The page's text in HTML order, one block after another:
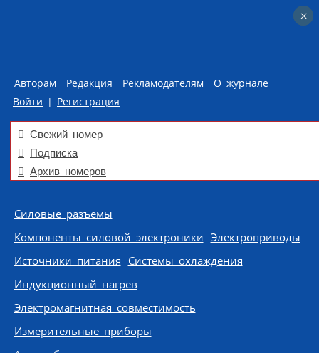
Авторам Редакция Рекламодателям
О журнале
Войти | Регистрация
Свежий номер
Подписка
Архив номеров
Skip to content
Силовые разъемы
Компоненты силовой электроники Электроприводы
Источники питания Системы охлаждения
Индукционный нагрев
Электромагнитная совместимость
Измерительные приборы
×
×